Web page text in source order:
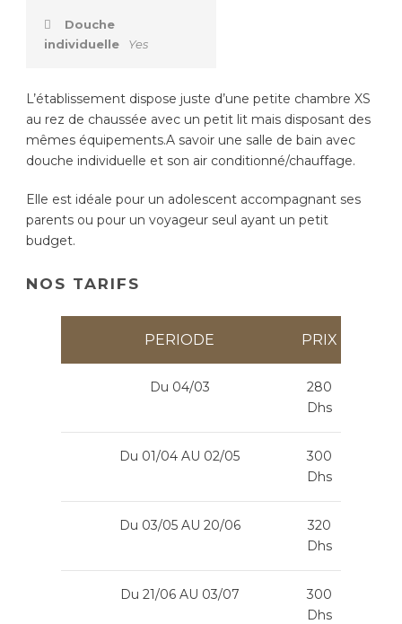
Douche
individuelle
Yes
L’établissement dispose juste d’une petite chambre XS
au rez de chaussée avec un petit lit mais disposant des
mêmes équipements.A savoir une salle de bain avec
douche individuelle et son air conditionné/chauffage.
Elle est idéale pour un adolescent accompagnant ses
parents ou pour un voyageur seul ayant un petit
budget.
NOS TARIFS
PERIODE PRIX
Du 04/03
280
Dhs
Du 01/04 AU 02/05
300
Dhs
Du 03/05 AU 20/06
320
Dhs
Du 21/06 AU 03/07
300
Dhs